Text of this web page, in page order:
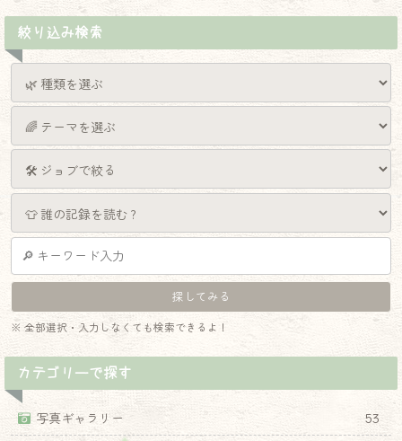
絞り込み検索
※ 全部選択・入力しなくても検索できるよ！
カテゴリーで探す
写真ギャラリー
53